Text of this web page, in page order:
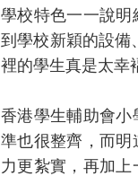
學校特色一一說
到學校新穎的設備
裡的學生真是太幸
香港學生輔助會小
準也很整齊，而明
力更紮實，再加